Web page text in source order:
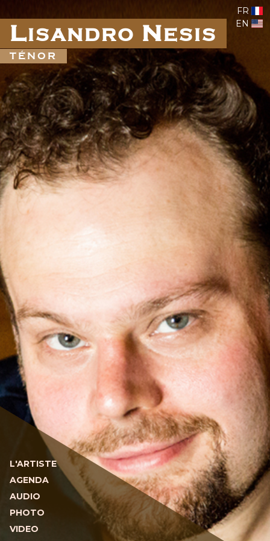
FR
EN
LISANDRO NESIS
TÉNOR
L'ARTISTE
AGENDA
AUDIO
PHOTO
VIDEO